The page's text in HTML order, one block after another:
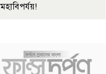
মহাবিপর্যয়!